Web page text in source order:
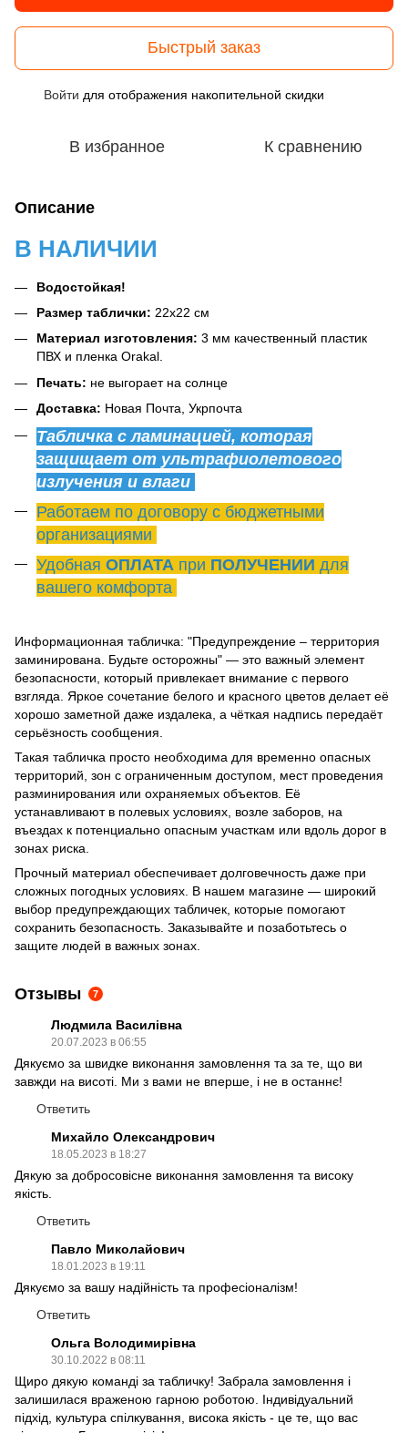
Быстрый заказ
Войти для отображения накопительной скидки
В избранное К сравнению
Описание
В НАЛИЧИИ
Водостойкая!
Размер таблички: 22х22 см
Материал изготовления: 3 мм качественный пластик
ПВХ и пленка Orakal.
Печать: не выгорает на солнце
Доставка: Новая Почта, Укрпочта
Табличка с ламинацией, которая
защищает от ультрафиолетового
излучения и влаги
Работаем по договору с бюджетными
организациями
Удобная ОПЛАТА при ПОЛУЧЕНИИ для
вашего комфорта
Информационная табличка: "Предупреждение – территория
заминирована. Будьте осторожны" — это важный элемент
безопасности, который привлекает внимание с первого
взгляда. Яркое сочетание белого и красного цветов делает её
хорошо заметной даже издалека, а чёткая надпись передаёт
серьёзность сообщения.
Такая табличка просто необходима для временно опасных
территорий, зон с ограниченным доступом, мест проведения
разминирования или охраняемых объектов. Её
устанавливают в полевых условиях, возле заборов, на
въездах к потенциально опасным участкам или вдоль дорог в
зонах риска.
Прочный материал обеспечивает долговечность даже при
сложных погодных условиях. В нашем магазине — широкий
выбор предупреждающих табличек, которые помогают
сохранить безопасность. Заказывайте и позаботьтесь о
защите людей в важных зонах.
Отзывы 7
Людмила Василівна
20.07.2023 в 06:55
Дякуємо за швидке виконання замовлення та за те, що ви
завжди на висоті. Ми з вами не вперше, і не в останнє!
Ответить
Михайло Олександрович
18.05.2023 в 18:27
Дякую за добросовісне виконання замовлення та високу
якість.
Ответить
Павло Миколайович
18.01.2023 в 19:11
Дякуємо за вашу надійність та професіоналізм!
Ответить
Ольга Володимирівна
30.10.2022 в 08:11
Щиро дякую команді за табличку! Забрала замовлення і
залишилася враженою гарною роботою. Індивідуальний
підхід, культура спілкування, висока якість - це те, що вас